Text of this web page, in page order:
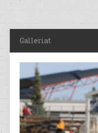
Galleriat